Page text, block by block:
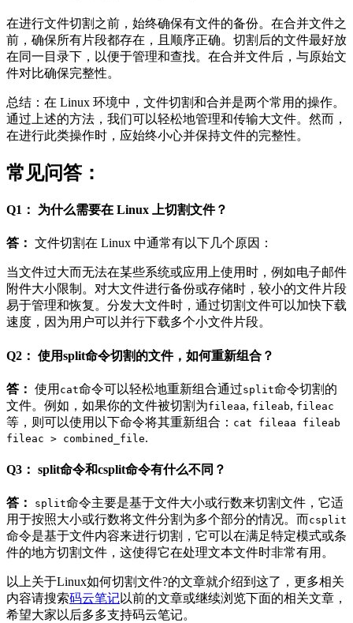
在进行文件切割之前，始终确保有文件的备份。在合并文件之
前，确保所有片段都存在，且顺序正确。切割后的文件最好放
在同一目录下，以便于管理和查找。在合并文件后，与原始文
件对比确保完整性。
总结：在 Linux 环境中，文件切割和合并是两个常用的操作。
通过上述的方法，我们可以轻松地管理和传输大文件。然而，
在进行此类操作时，应始终小心并保持文件的完整性。
常见问答：
Q1： 为什么需要在 Linux 上切割文件？
答： 文件切割在 Linux 中通常有以下几个原因：
当文件过大而无法在某些系统或应用上使用时，例如电子邮件
附件大小限制。对大文件进行备份或存储时，较小的文件片段
易于管理和恢复。分发大文件时，通过切割文件可以加快下载
速度，因为用户可以并行下载多个小文件片段。
Q2： 使用split命令切割的文件，如何重新组合？
答： 使用 cat命令可以轻松地重新组合通过split命令切割的
文件。例如，如果你的文件被切割为fileaa, fileab, fileac
等，则可以使用以下命令将其重新组合： cat fileaa fileab
fileac > combined_file.
Q3： split命令和csplit命令有什么不同？
答： split命令主要是基于文件大小或行数来切割文件，它适
用于按照大小或行数将文件分割为多个部分的情况。而csplit
命令是基于文件内容来进行切割，它可以在满足特定模式或条
件的地方切割文件，这使得它在处理文本文件时非常有用。
以上关于​Linux如何切割文件?的文章就介绍到这了，更多相关
内容请搜索码云笔记以前的文章或继续浏览下面的相关文章，
希望大家以后多多支持码云笔记。